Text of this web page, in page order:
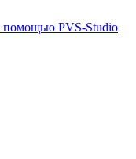
помощью PVS-Studio